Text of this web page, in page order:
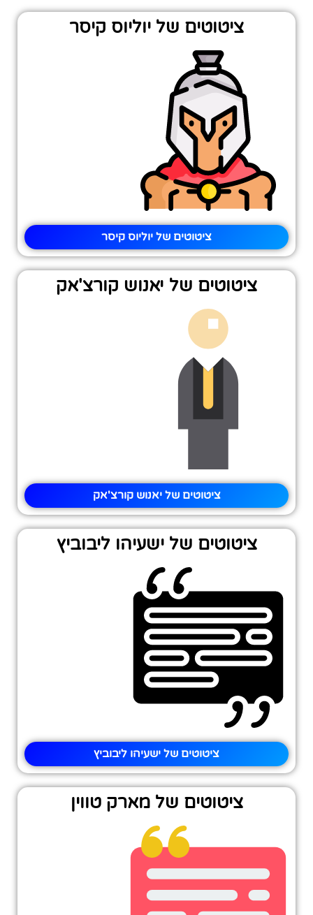
ציטוטים של יוליוס קיסר
ציטוטים של יוליוס קיסר
ציטוטים של יאנוש קורצ'אק
ציטוטים של יאנוש קורצ'אק
ציטוטים של ישעיהו ליבוביץ
ציטוטים של ישעיהו ליבוביץ
ציטוטים של מארק טווין